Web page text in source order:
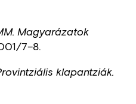
Magyarázatok
7–8.
klapantziák.